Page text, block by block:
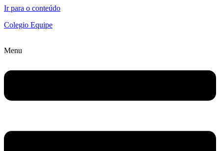
Ir para o conteúdo
Colegio Equipe
Menu